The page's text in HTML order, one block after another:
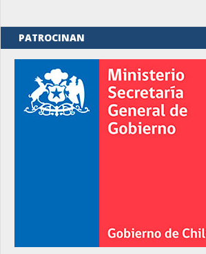
PATROCINAN